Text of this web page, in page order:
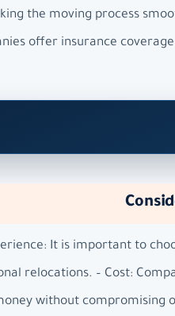
the moving process
offer insurance
It is important to
relocations. – Cost:
without compromising